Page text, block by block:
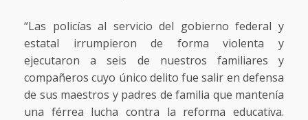
“Las policías al servicio del gobierno federal y
estatal irrumpieron de forma violenta y
ejecutaron a seis de nuestros familiares y
compañeros cuyo único delito fue salir en defensa
de sus maestros y padres de familia que mantenía
una férrea lucha contra la reforma educativa.